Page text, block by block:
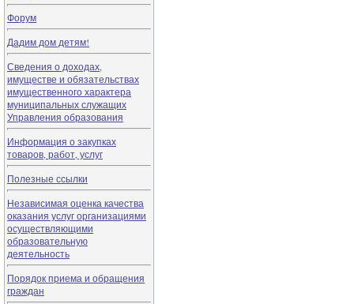
Форум
Дадим дом детям!
Сведения о доходах,
имуществе и обязательствах
имущественного характера
муниципальных служащих
Управления образования
Информация о закупках
товаров, работ, услуг
Полезные ссылки
Независимая оценка качества
оказания услуг организациями
осуществляющими
образовательную
деятельность
Порядок приема и обращения
граждан